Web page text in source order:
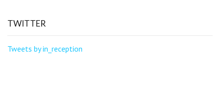
TWITTER
Tweets by in_reception